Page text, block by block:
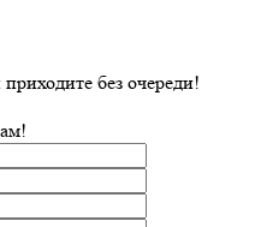
без очереди!